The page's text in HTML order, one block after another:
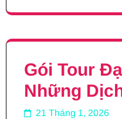
Gói Tour
Những
21 Tháng 1, 2026